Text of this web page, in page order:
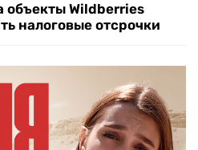
объекты Wildberries
налоговые отсрочки